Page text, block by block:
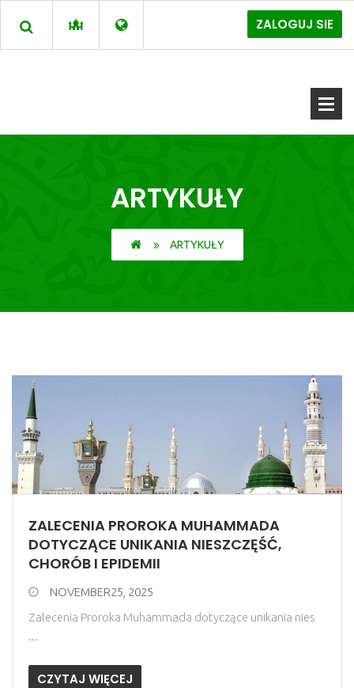
ZALOGUJ SIE
ARTYKUŁY
ARTYKUŁY
ZALECENIA PROROKA MUHAMMADA
DOTYCZĄCE UNIKANIA NIESZCZĘŚĆ,
CHORÓB I EPIDEMII
NOVEMBER25, 2025
Zalecenia Proroka Muhammada dotyczące unikania nies
...
CZYTAJ WIĘCEJ